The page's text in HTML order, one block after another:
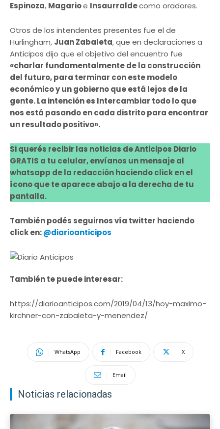
Espinoza, Magarioe Insaurraldecomo oradores.
Otros de los intendentes presentes fue el de
Hurlingham, Juan Zabaleta, que en declaraciones a
Anticipos dijo que el objetivo del encuentro fue
«charlar fundamentalmente de la construcción
del futuro, para terminar con este modelo
económico y un gobierno que está lejos de la
gente. La intención es Intercambiar todo lo que
nos está pasando en cada distrito para encontrar
un resultado positivo».
Si querés recibir las noticias de Anticipos Diario
GRATIS a tu celular, envíanos un mensaje al
whatsapp de la redacción haciendo click en el
ícono que te aparece abajo a la derecha de tu
pantalla.
También podés seguirnos vía twitter haciendo
click en:@diarioanticipos
También te puede interesar:
https://diarioanticipos.com/2019/04/13/hoy-maximo-
kirchner-con-zabaleta-y-menendez/
WhatsApp Facebook X
Email
Noticias relacionadas